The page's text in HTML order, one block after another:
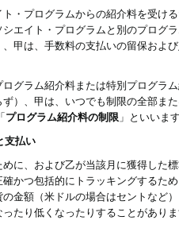
・プログラムからの紹介料を受け
エイト・プログラムと別のプログ
甲は、手数料の支払いの留保およ
グラム紹介料または特別プログラ
ず）、甲は、いつでも制限の全部
プログラム紹介料の制限 」といいま
支払い
に、および乙が当該月に獲得した
かつ包括的にトラッキングするた
金額（米ドルの場合はセントなど
たり低くなったりすることがあり